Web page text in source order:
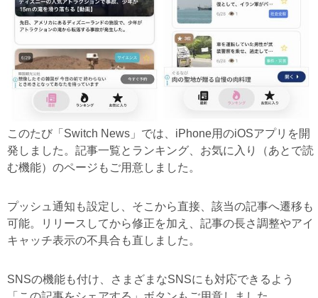
このたび「Switch News」では、iPhone用のiOSアプリを開
発しました。記事一覧とランキング、お気に入り（あとで読
む機能）のページもご用意しました。
プッシュ通知も設定し、そこから直接、該当の記事へ遷移も
可能。リリースしてから修正を加え、記事の長さ調整やアイ
キャッチ表示の不具合も直しました。
SNSの機能も付け、さまざまなSNSにも対応できるよう